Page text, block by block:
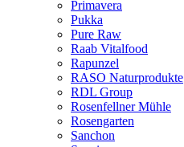
Primavera
Pukka
Pure Raw
Raab Vitalfood
Rapunzel
RASO Naturprodukte
RDL Group
Rosenfellner Mühle
Rosengarten
Sanchon